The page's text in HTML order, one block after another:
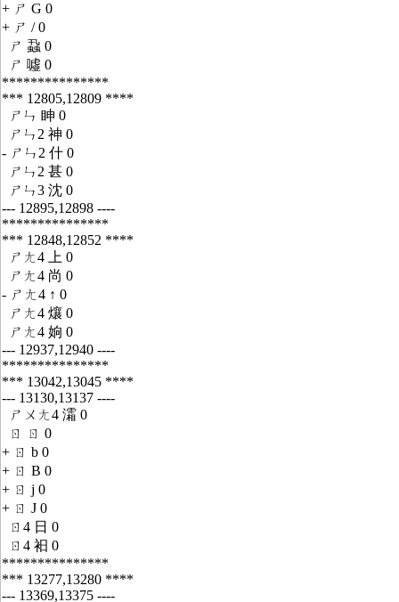
+ ㄕ G 0
+ ㄕ / 0
ㄕ 蝨 0
ㄕ 噓 0
***************
*** 12805,12809 ****
ㄕㄣ 眒 0
ㄕㄣ2 神 0
- ㄕㄣ2 什 0
ㄕㄣ2 甚 0
ㄕㄣ3 沈 0
--- 12895,12898 ----
***************
*** 12848,12852 ****
ㄕㄤ4 上 0
ㄕㄤ4 尚 0
- ㄕㄤ4 ↑ 0
ㄕㄤ4 爙 0
ㄕㄤ4 姠 0
--- 12937,12940 ----
***************
*** 13042,13045 ****
--- 13130,13137 ----
ㄕㄨㄤ4 灀 0
ㄖ ㄖ 0
+ ㄖ b 0
+ ㄖ B 0
+ ㄖ j 0
+ ㄖ J 0
ㄖ4 日 0
ㄖ4 衵 0
***************
*** 13277,13280 ****
--- 13369,13375 ----